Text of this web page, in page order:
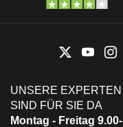
UNSERE EXPERTEN
SIND FÜR SIE DA
Montag - Freitag 9.00-